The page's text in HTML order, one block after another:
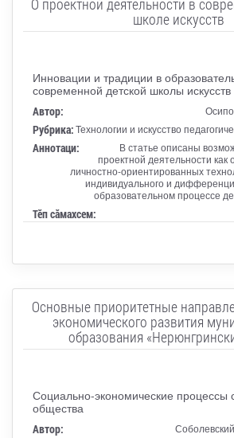
школе искусств
Инновации и традиции в
современной детской школы искусств
Автор:
Рубрика:Технологии и искусство
Аннотаци:
В статье описаны
проектной деятельности
личностно-ориентированных
индивидуального и
образовательном процессе
Тӗп сӑмахсем:
Основные приоритетные
экономического развития
образования
Социально-экономические процессы
общества
Автор: